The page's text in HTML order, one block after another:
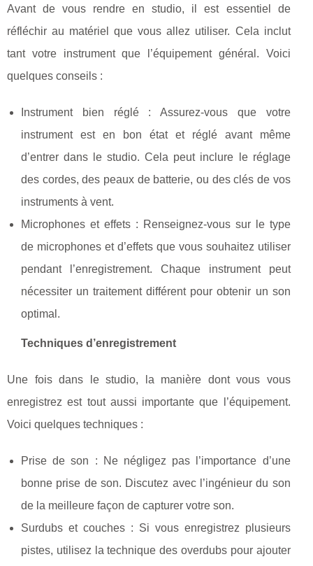
Avant de vous rendre en studio, il est essentiel de
réfléchir au matériel que vous allez utiliser. Cela inclut
tant votre instrument que l’équipement général. Voici
quelques conseils :
Instrument bien réglé : Assurez-vous que votre
instrument est en bon état et réglé avant même
d’entrer dans le studio. Cela peut inclure le réglage
des cordes, des peaux de batterie, ou des clés de vos
instruments à vent.
Microphones et effets : Renseignez-vous sur le type
de microphones et d’effets que vous souhaitez utiliser
pendant l’enregistrement. Chaque instrument peut
nécessiter un traitement différent pour obtenir un son
optimal.
Techniques d’enregistrement
Une fois dans le studio, la manière dont vous vous
enregistrez est tout aussi importante que l’équipement.
Voici quelques techniques :
Prise de son : Ne négligez pas l’importance d’une
bonne prise de son. Discutez avec l’ingénieur du son
de la meilleure façon de capturer votre son.
Surdubs et couches : Si vous enregistrez plusieurs
pistes, utilisez la technique des overdubs pour ajouter